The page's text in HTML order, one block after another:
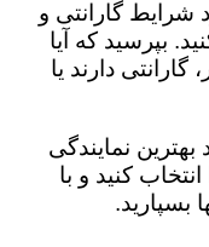
گارانتی و
بپرسید که آیا
دارند یا
نمایندگی
کنید و با
بسپارید.